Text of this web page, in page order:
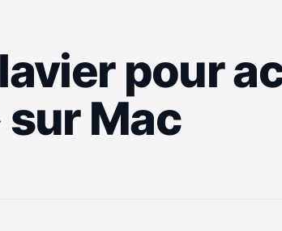
pour
Mac